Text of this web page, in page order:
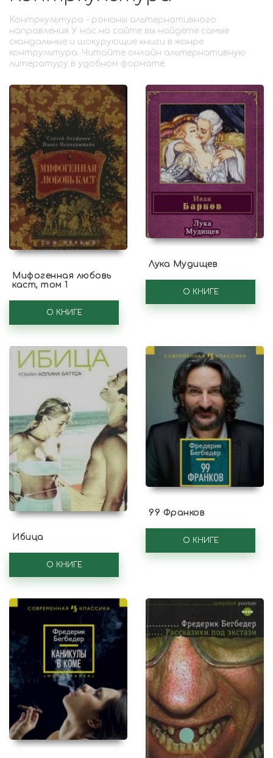
Контркультура - романы альтернативного
направления У нас на сайте вы найдёте самые
скандальные и шокурующие книги в жанре
контрультура. Читайте онлайн альтернативную
литературу в удобном формате.
Мифогенная любовь
каст, том 1
О КНИГЕ
Лука Мудищев
О КНИГЕ
Ибица
О КНИГЕ
99 Франков
О КНИГЕ